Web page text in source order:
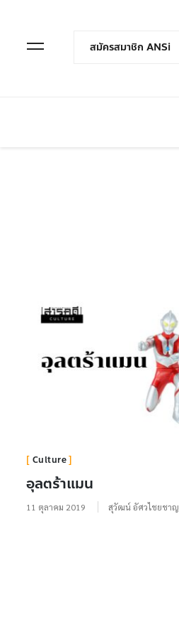
Open Menuสมัครสมาชิก ANSi
Culture
อุลตร้าแมน
11 ตุลาคม 2019 สุวัฒน์ อัศวไชยชาญ